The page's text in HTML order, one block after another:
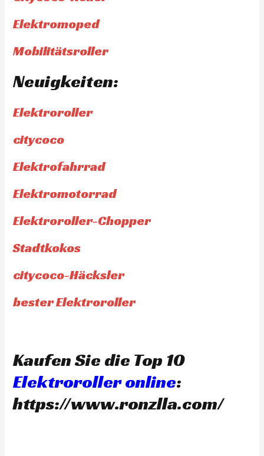
Elektromoped
Mobilitätsroller
Neuigkeiten:
Elektroroller
citycoco
Elektrofahrrad
Elektromotorrad
Elektroroller-Chopper
Stadtkokos
citycoco-Häcksler
bester Elektroroller
Kaufen Sie die Top 10
Elektroroller online:
https://www.ronzlla.com/